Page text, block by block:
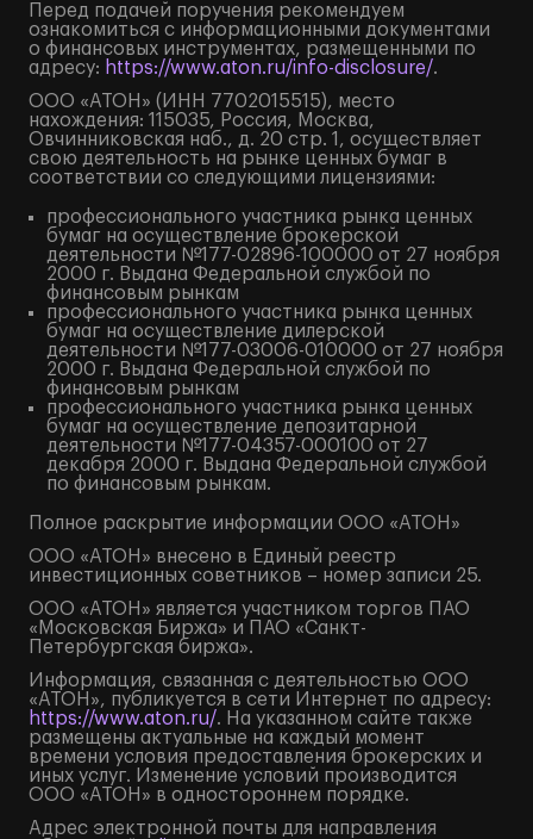
Перед подачей поручения рекомендуем
ознакомиться с информационными документами
о финансовых инструментах, размещенными по
адресу: https://www.aton.ru/info-disclosure/.
ООО «АТОН» (ИНН 7702015515), место
нахождения: 115035, Россия, Москва,
Овчинниковская наб., д. 20 стр. 1, осуществляет
свою деятельность на рынке ценных бумаг в
соответствии со следующими лицензиями:
профессионального участника рынка ценных
бумаг на осуществление брокерской
деятельности №177-02896-100000 от 27 ноября
2000 г. Выдана Федеральной службой по
финансовым рынкам
профессионального участника рынка ценных
бумаг на осуществление дилерской
деятельности №177-03006-010000 от 27 ноября
2000 г. Выдана Федеральной службой по
финансовым рынкам
профессионального участника рынка ценных
бумаг на осуществление депозитарной
деятельности №177-04357-000100 от 27
декабря 2000 г. Выдана Федеральной службой
по финансовым рынкам.
Полное раскрытие информации ООО «АТОН»
ООО «АТОН» внесено в Единый реестр
инвестиционных советников – номер записи 25.
ООО «АТОН» является участником торгов ПАО
«Московская Биржа» и ПАО «Санкт-
Петербургская биржа».
Информация, связанная с деятельностью ООО
«АТОН», публикуется в сети Интернет по адресу:
https://www.aton.ru/. На указанном сайте также
размещены актуальные на каждый момент
времени условия предоставления брокерских и
иных услуг. Изменение условий производится
ООО «АТОН» в одностороннем порядке.
Адрес электронной почты для направления